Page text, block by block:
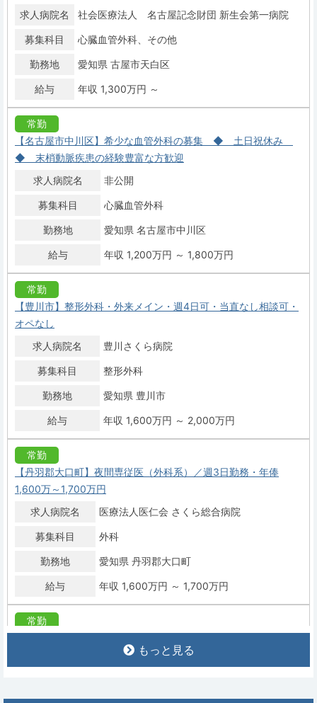
求人病院名
社会医療法人 名古屋記念財団 新生会第一病院
募集科目 心臓血管外科 その他
勤務地 愛知県 古屋市天白区
給与 年収 1,300万円 ～
常勤
【名古屋市中川区】希少な血管外科の募集 ◆ 土日祝休み
◆ 末梢動脈疾患の経験豊富な方歓迎
求人病院名
非公開
募集科目 心臓血管外科
勤務地 愛知県 名古屋市中川区
給与 年収 1,200万円 ～ 1,800万円
常勤
【豊川市】整形外科・外来メイン・週4日可・当直なし相談可・
オペなし
求人病院名
豊川さくら病院
募集科目 整形外科
勤務地 愛知県 豊川市
給与 年収 1,600万円 ～ 2,000万円
常勤
【丹羽郡大口町】夜間専従医（外科系）／週3日勤務・年俸
1,600万～1,700万円
求人病院名
医療法人医仁会 さくら総合病院
募集科目 外科
勤務地 愛知県 丹羽郡大口町
給与 年収 1,600万円 ～ 1,700万円
常勤
医療法人医仁会 さくら総合病院
もっと見る